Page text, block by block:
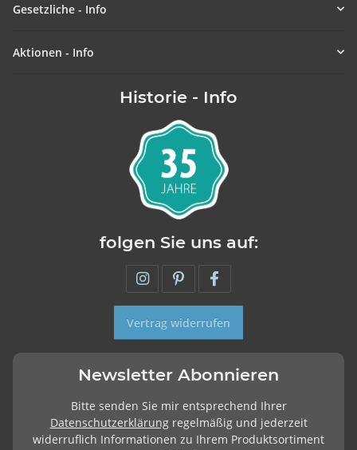
Gesetzliche - Info
Aktionen - Info
Historie - Info
folgen Sie uns auf:
Vertrag widerrufen
Newsletter Abonnieren
Bitte senden Sie mir entsprechend Ihrer
Datenschutzerklärungregelmäßig und jederzeit
widerruflich Informationen zu Ihrem Produktsortiment